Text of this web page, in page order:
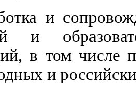
и
и
в том числе
и